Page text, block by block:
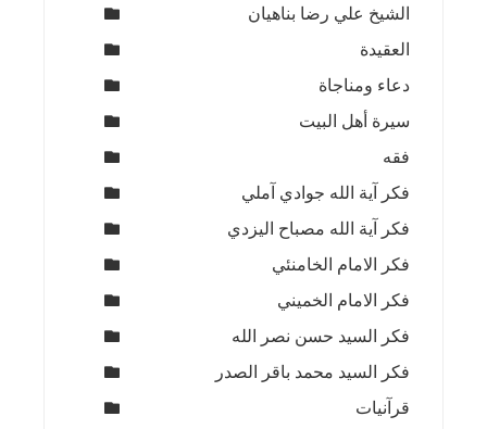
الشيخ علي رضا بناهيان
العقيدة
دعاء ومناجاة
سيرة أهل البيت
فقه
فكر آية الله جوادي آملي
فكر آية الله مصباح اليزدي
فكر الامام الخامنئي
فكر الامام الخميني
فكر السيد حسن نصر الله
فكر السيد محمد باقر الصدر
قرآنيات